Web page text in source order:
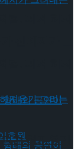
, 피겨 허지
겨 허지유가